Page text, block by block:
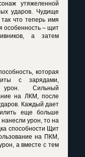
утяжеленной
ударов. Чудище
что теперь имя
особенность – щит
а затем
которая
с зарядами,
Сильный
на ЛКМ, после
Каждый дает
еще больше
урон, то на
способности Щит
на ПКМ,
а вместе с тем